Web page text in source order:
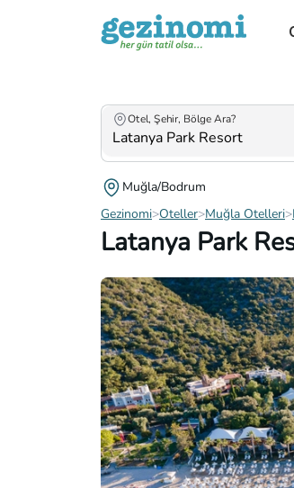
Otel, Şehir, Bölge Ara?
Muğla/Bodrum
Gezinomi>Oteller>Muğla Otelleri>
Latanya Park